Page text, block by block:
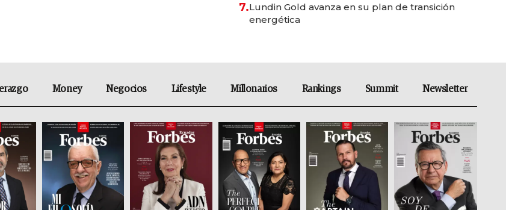
7.Lundin Gold avanza en su plan de transición
energética
Money Negocios Lifestyle Millonarios Rankings Summit Newsletter